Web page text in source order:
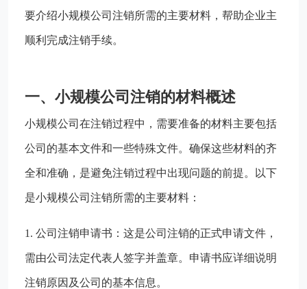
要介绍小规模公司注销所需的主要材料，帮助企业主
顺利完成注销手续。
一、小规模公司注销的材料概述
小规模公司在注销过程中，需要准备的材料主要包括
公司的基本文件和一些特殊文件。确保这些材料的齐
全和准确，是避免注销过程中出现问题的前提。以下
是小规模公司注销所需的主要材料：
1. 公司注销申请书：这是公司注销的正式申请文件，
需由公司法定代表人签字并盖章。申请书应详细说明
注销原因及公司的基本信息。